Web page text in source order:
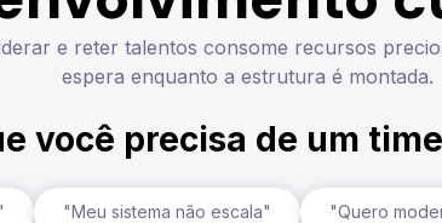
e reter talentos consome recursos
espera enquanto a estrutura é montada.
você precisa de um
"Meu sistema não escala" "Quero